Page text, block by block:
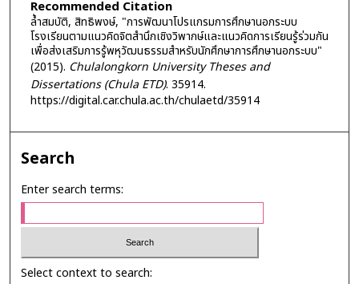
Recommended Citation
ล้ำสมบัติ, สิทธิพงษ์, "การพัฒนาโปรแกรมการศึกษานอกระบบ
โรงเรียนตามแนวคิดจิตสำนึกเชิงวิพากษ์และแนวคิดการเรียนรู้ร่วมกัน
เพื่อส่งเสริมการรู้พหุวัฒนธรรมสำหรับนักศึกษาการศึกษานอกระบบ"
(2015). Chulalongkorn University Theses and
Dissertations (Chula ETD). 35914.
https://digital.car.chula.ac.th/chulaetd/35914
Search
Enter search terms:
Select context to search: